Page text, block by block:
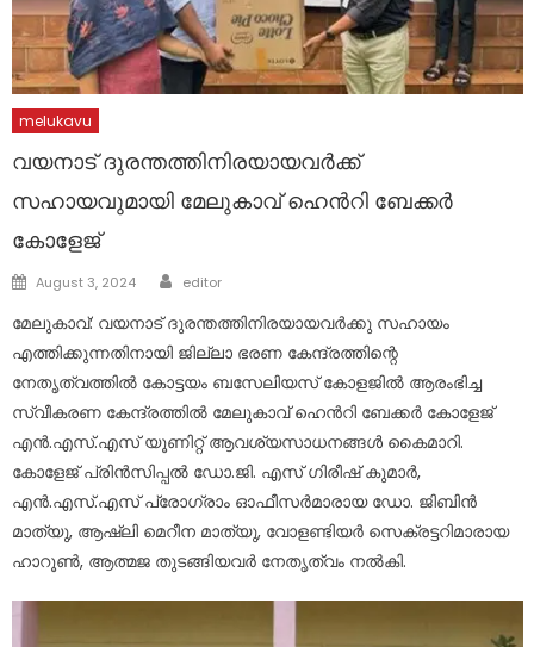
melukavu
വയനാട് ദുരന്തത്തിനിരയായവർക്ക്
സഹായവുമായി മേലുകാവ് ഹെൻറി ബേക്കർ
കോളേജ്
Posted
August 3, 2024 Author
editor
മേലുകാവ്: വയനാട് ദുരന്തത്തിനിരയായവർക്കു സഹായം
എത്തിക്കുന്നതിനായി ജില്ലാ ഭരണ കേന്ദ്രത്തിന്റെ
നേതൃത്വത്തിൽ കോട്ടയം ബസേലിയസ് കോളജിൽ ആരംഭിച്ച
സ്വീകരണ കേന്ദ്രത്തിൽ മേലുകാവ് ഹെൻറി ബേക്കർ കോളേജ്
എൻ.എസ്.എസ് യൂണിറ്റ് ആവശ്യസാധനങ്ങൾ കൈമാറി.
കോളേജ് പ്രിൻസിപ്പൽ ഡോ.ജി. എസ് ഗിരീഷ് കുമാർ,
എൻ.എസ്.എസ് പ്രോഗ്രാം ഓഫീസർമാരായ ഡോ. ജിബിൻ
മാത്യു, ആഷ്‌ലി മെറീന മാത്യു, വോളണ്ടിയർ സെക്രട്ടറിമാരായ
ഹാറൂൺ, ആത്മജ തുടങ്ങിയവർ നേതൃത്വം നൽകി.